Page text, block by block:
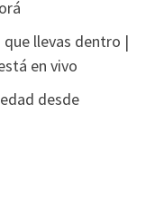
llevas dentro |
en vivo
desde